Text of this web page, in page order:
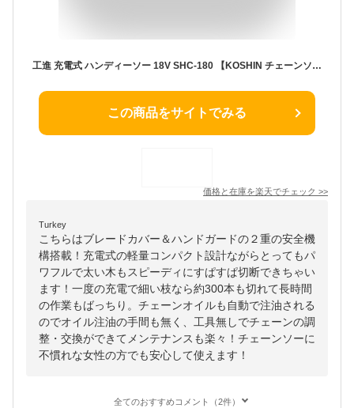
工進 充電式 ハンディーソー 18V SHC-180 【KOSHIN チェーンソー 充電式 チェンソー 小型 軽量 充電 コードレス バッテリー式 ソー 電動のこぎり 女性 家庭用 薪 庭木 太枝 切り 伐採 薪割 切断 木材 雑木 剪定 枝打ち】【おしゃれ おすすめ】[CB99]
この商品をサイトでみる
価格と在庫を楽天でチェック >>
Turkey
こちらはブレードカバー＆ハンドガードの２重の安全機
構搭載！充電式の軽量コンパクト設計ながらとってもパ
ワフルで太い木もスピーディにすぱすぱ切断できちゃい
ます！一度の充電で細い枝なら約300本も切れて長時間
の作業もばっちり。チェーンオイルも自動で注油される
のでオイル注油の手間も無く、工具無しでチェーンの調
整・交換ができてメンテナンスも楽々！チェーンソーに
不慣れな女性の方でも安心して使えます！
全てのおすすめコメント（2件）